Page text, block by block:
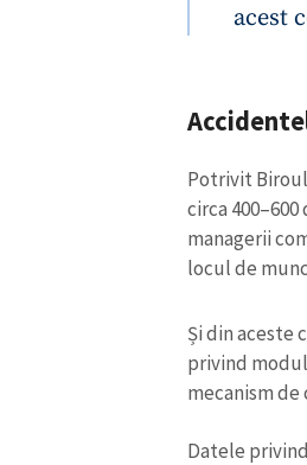
acest
Potrivit
circa
managerii
locul de
Și din aceste
privind
mecanism
Datele